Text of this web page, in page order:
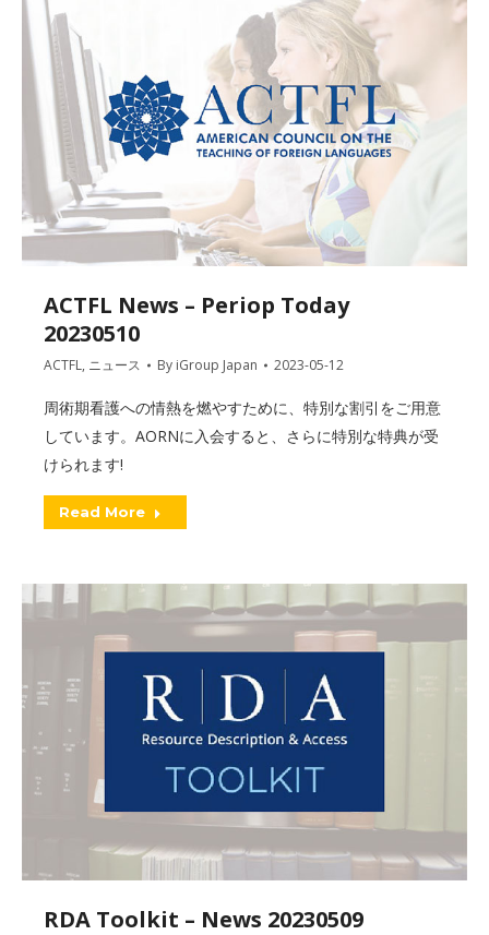
ACTFL News – Periop Today
20230510
ACTFL, ニュース By iGroup Japan 2023-05-12
周術期看護への情熱を燃やすために、特別な割引をご用意
しています。AORNに入会すると、さらに特別な特典が受
けられます!
Read More
RDA Toolkit – News 20230509